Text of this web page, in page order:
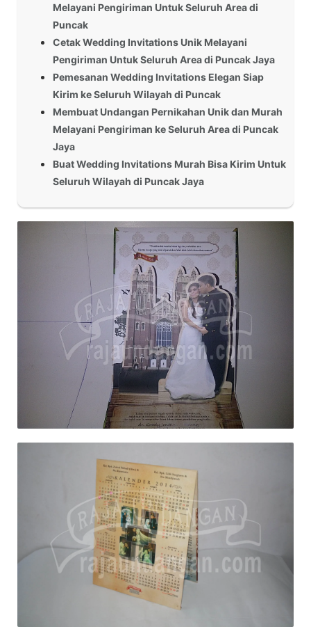
Melayani Pengiriman Untuk Seluruh Area di
Puncak
Cetak Wedding Invitations Unik Melayani
Pengiriman Untuk Seluruh Area di Puncak Jaya
Pemesanan Wedding Invitations Elegan Siap
Kirim ke Seluruh Wilayah di Puncak
Membuat Undangan Pernikahan Unik dan Murah
Melayani Pengiriman ke Seluruh Area di Puncak
Jaya
Buat Wedding Invitations Murah Bisa Kirim Untuk
Seluruh Wilayah di Puncak Jaya